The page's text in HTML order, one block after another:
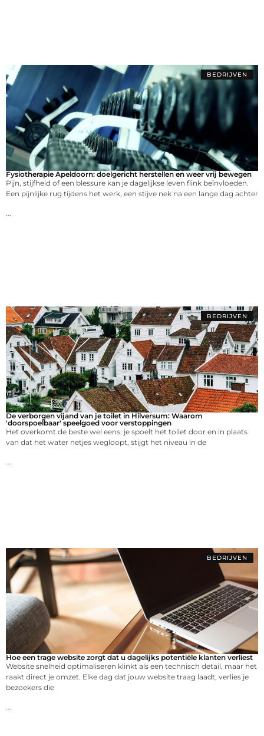
BEDRIJVEN
Fysiotherapie Apeldoorn: doelgericht herstellen en weer vrij bewegen
Pijn, stijfheid of een blessure kan je dagelijkse leven flink beïnvloeden.
Een pijnlijke rug tijdens het werk, een stijve nek na een lange dag achter
BEDRIJVEN
De verborgen vijand van je toilet in Hilversum: Waarom
'doorspoelbaar' speelgoed voor verstoppingen
Het overkomt de beste wel eens: je spoelt het toilet door en in plaats
van dat het water netjes wegloopt, stijgt het niveau in de
BEDRIJVEN
Hoe een trage website zorgt dat u dagelijks potentiële klanten verliest
Website snelheid optimaliseren klinkt als een technisch detail, maar het
raakt direct je omzet. Elke dag dat jouw website traag laadt, verlies je
bezoekers die